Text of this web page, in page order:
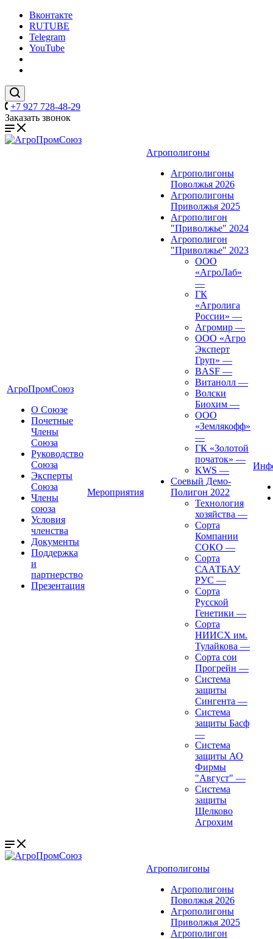
Вконтакте
RUTUBE
Telegram
YouTube
+7 927 728-48-29
Заказать звонок
АгроПромСоюз
О Союзе
Почетные
Члены
Союза
Руководство
Союза
Эксперты
Союза
Члены
союза
Условия
членства
Документы
Поддержка
и
партнерство
Презентация
Мероприятия
Агрополигоны
Агрополигоны
Поволжья 2026
Агрополигоны
Приволжья 2025
Агрополигон
"Приволжье" 2024
Агрополигон
"Приволжье" 2023
ООО
«АгроЛаб»
—
ГК
«Агролига
России» —
Агромир —
ООО «Агро
Эксперт
Груп» —
BASF —
Витанолл —
Волски
Биохим —
ООО
«Землякофф»
—
ГК «Золотой
початок» —
KWS —
Соевый Демо-
Полигон 2022
Технология
хозяйства —
Сорта
Компании
СОКО —
Сорта
СААТБАУ
РУС —
Сорта
Русской
Генетики —
Сорта
НИИСХ им.
Тулайкова —
Сорта сои
Прогрейн —
Система
защиты
Сингента —
Система
защиты Басф
—
Система
защиты АО
Фирмы
"Август" —
Система
защиты
Щелково
Агрохим
Агрополигоны
Агрополигоны
Поволжья 2026
Агрополигоны
Приволжья 2025
Агрополигон